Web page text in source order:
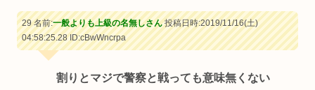
29 名前:一般よりも上級の名無しさん投稿日時:2019/11/16(土)
04:58:25.28ID:cBwWncrpa
割りとマジで警察と戦っても意味無くない